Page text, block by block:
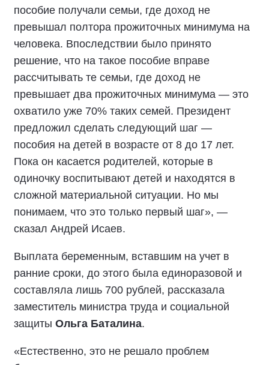
пособие получали семьи, где доход не
превышал полтора прожиточных минимума на
человека. Впоследствии было принято
решение, что на такое пособие вправе
рассчитывать те семьи, где доход не
превышает два прожиточных минимума — это
охватило уже 70% таких семей. Президент
предложил сделать следующий шаг —
пособия на детей в возрасте от 8 до 17 лет.
Пока он касается родителей, которые в
одиночку воспитывают детей и находятся в
сложной материальной ситуации. Но мы
понимаем, что это только первый шаг», —
сказал Андрей Исаев.
Выплата беременным, вставшим на учет в
ранние сроки, до этого была единоразовой и
составляла лишь 700 рублей, рассказала
заместитель министра труда и социальной
защиты Ольга Баталина.
«Естественно, это не решало проблем